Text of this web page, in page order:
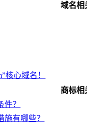
域名相
核心域名！
商标相
？
有哪些？